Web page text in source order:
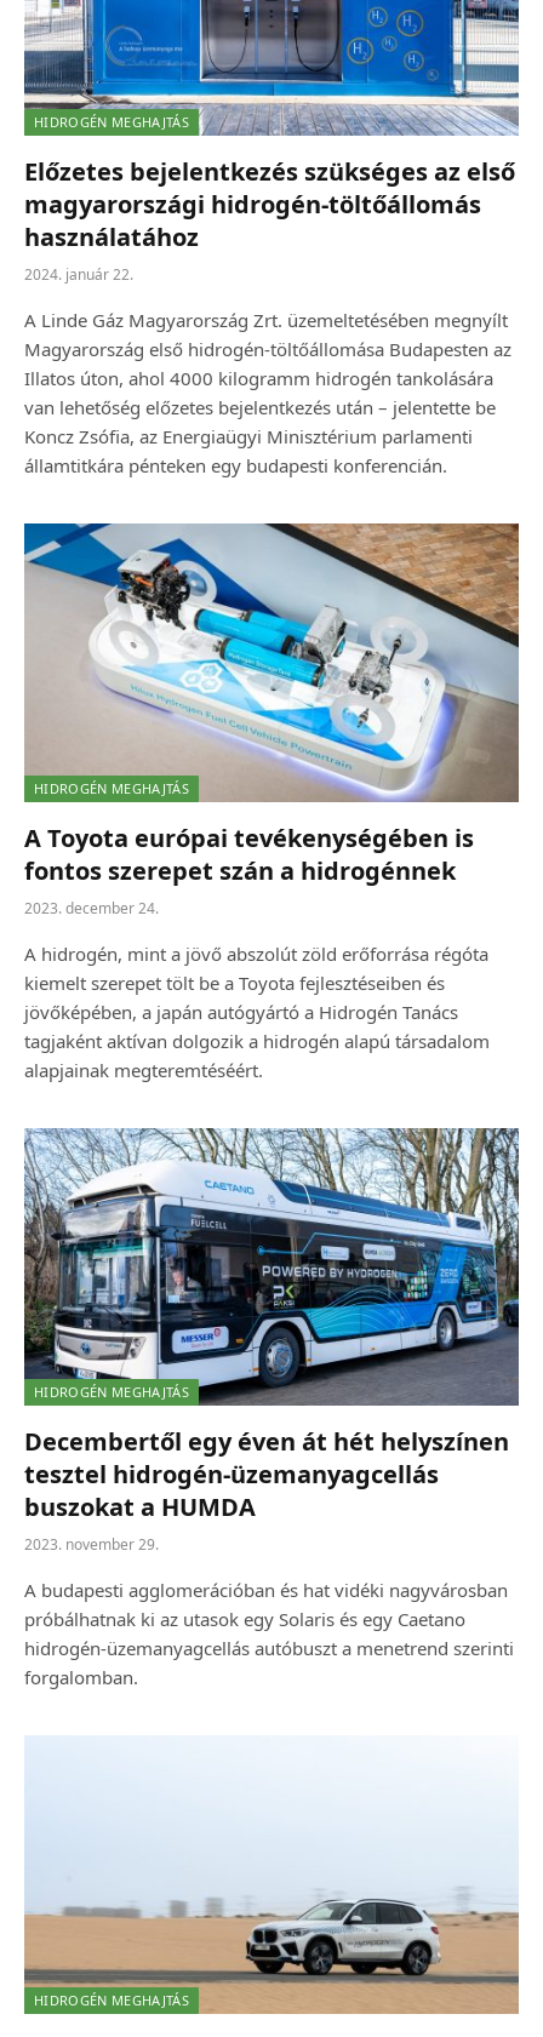
HIDROGÉN MEGHAJTÁS
Előzetes bejelentkezés szükséges az első
magyarországi hidrogén-töltőállomás
használatához
2024. január 22.
A Linde Gáz Magyarország Zrt. üzemeltetésében megnyílt
Magyarország első hidrogén-töltőállomása Budapesten az
Illatos úton, ahol 4000 kilogramm hidrogén tankolására
van lehetőség előzetes bejelentkezés után – jelentette be
Koncz Zsófia, az Energiaügyi Minisztérium parlamenti
államtitkára pénteken egy budapesti konferencián.
HIDROGÉN MEGHAJTÁS
A Toyota európai tevékenységében is
fontos szerepet szán a hidrogénnek
2023. december 24.
A hidrogén, mint a jövő abszolút zöld erőforrása régóta
kiemelt szerepet tölt be a Toyota fejlesztéseiben és
jövőképében, a japán autógyártó a Hidrogén Tanács
tagjaként aktívan dolgozik a hidrogén alapú társadalom
alapjainak megteremtéséért.
HIDROGÉN MEGHAJTÁS
Decembertől egy éven át hét helyszínen
tesztel hidrogén-üzemanyagcellás
buszokat a HUMDA
2023. november 29.
A budapesti agglomerációban és hat vidéki nagyvárosban
próbálhatnak ki az utasok egy Solaris és egy Caetano
hidrogén-üzemanyagcellás autóbuszt a menetrend szerinti
forgalomban.
HIDROGÉN MEGHAJTÁS